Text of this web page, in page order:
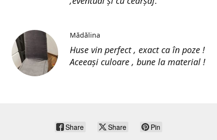
Huse vin perfect , exact ca în poze !
Aceeași culoare , bune la material !
Mădălina
Share Share Pin